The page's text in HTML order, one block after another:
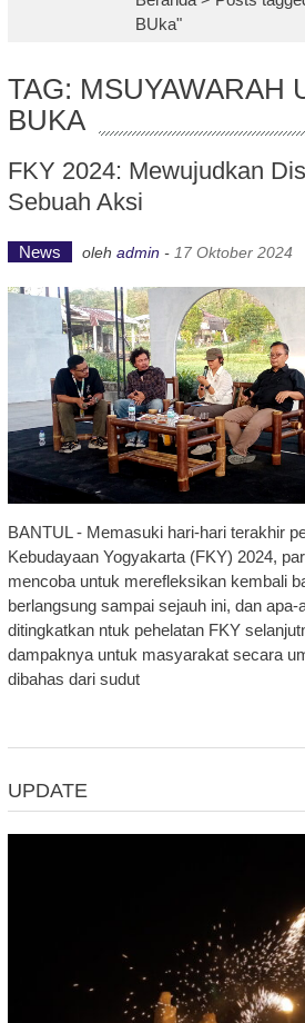
BUka"
TAG: MSUYAWARAH
BUKA
FKY 2024: Mewujudkan
Sebuah Aksi
News oleh admin - 17 Oktober 2024
BANTUL - Memasuki hari-hari terakhir
Kebudayaan Yogyakarta (FKY) 2024,
mencoba untuk merefleksikan kembali
berlangsung sampai sejauh ini, dan apa-
ditingkatkan ntuk pehelatan FKY
dampaknya untuk masyarakat secara
dibahas dari sudut
UPDATE